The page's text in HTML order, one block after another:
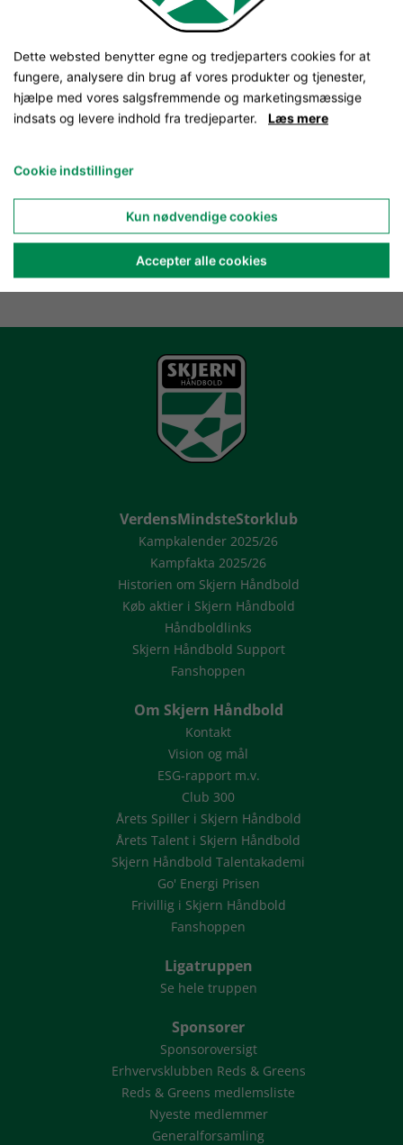
VerdensMindsteStorklub
Kampkalender 2025/26
Kampfakta 2025/26
Historien om Skjern Håndbold
Køb aktier i Skjern Håndbold
Håndboldlinks
Skjern Håndbold Support
Fanshoppen
Om Skjern Håndbold
Kontakt
Vision og mål
ESG-rapport m.v.
Club 300
Årets Spiller i Skjern Håndbold
Årets Talent i Skjern Håndbold
Skjern Håndbold Talentakademi
Go' Energi Prisen
Frivillig i Skjern Håndbold
Fanshoppen
Ligatruppen
Se hele truppen
Sponsorer
Sponsoroversigt
Erhvervsklubben Reds & Greens
Reds & Greens medlemsliste
Nyeste medlemmer
Generalforsamling
Dette websted benytter egne og tredjeparters cookies for at
fungere, analysere din brug af vores produkter og tjenester,
hjælpe med vores salgsfremmende og marketingsmæssige
indsats og levere indhold fra tredjeparter. Læs mere
Cookie indstillinger
Kun nødvendige cookies
Accepter alle cookies